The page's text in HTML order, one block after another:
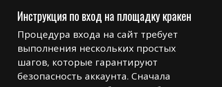
Инструкция по вход на площадку кракен
Процедура входа на сайт требует
выполнения нескольких простых
шагов, которые гарантируют
безопасность аккаунта. Сначала